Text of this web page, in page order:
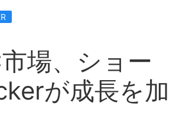
場、ショー
が成長を加